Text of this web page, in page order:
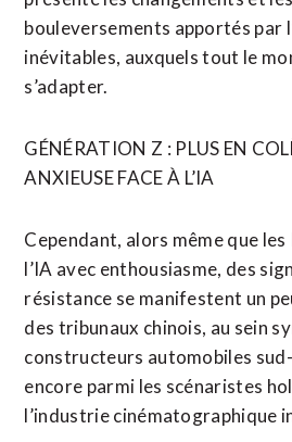
bouleversements apportés par
inévitables, auxquels tout le
s’adapter.
GÉNÉRATION Z : PLUS EN
ANXIEUSE FACE À L’IA
Cependant, alors même que
l’IA avec enthousiasme, des
résistance se manifestent un
des tribunaux chinois, au sein
constructeurs automobiles
encore parmi les scénaristes
l’industrie cinématographique